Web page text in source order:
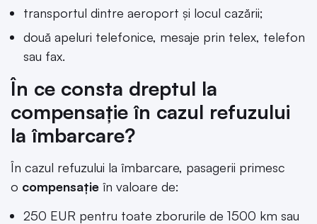
transportul dintre aeroport şi locul cazării;
două apeluri telefonice, mesaje prin telex, telefon
sau fax.
În ce consta dreptul la
compensație în cazul refuzului
la îmbarcare?
În cazul refuzului la îmbarcare, pasagerii primesc
o compensaţie în valoare de:
250 EUR pentru toate zborurile de 1500 km sau